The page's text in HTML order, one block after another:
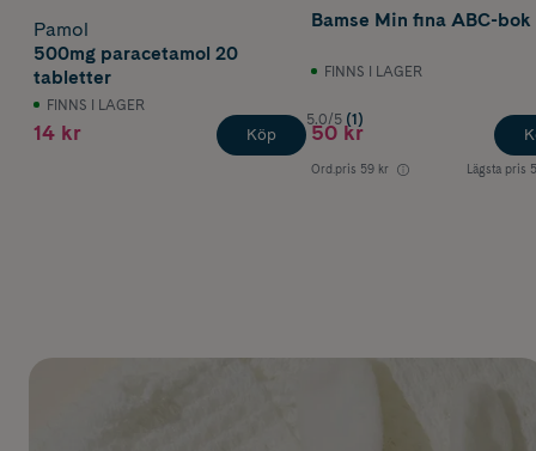
Pamol
500mg paracetamol 20
tabletter
FINNS I LAGER
14 kr Köp
Bamse Min fina ABC-bok
FINNS I LAGER
5.0/5 (1)
50 kr
Ord.pris 59 kr Lägsta pris